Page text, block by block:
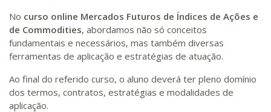
No curso online Mercados Futuros de Índices de Ações e
de Commodities, abordamos não só conceitos
fundamentais e necessários, mas também diversas
ferramentas de aplicação e estratégias de atuação.
Ao final do referido curso, o aluno deverá ter pleno domínio
dos termos, contratos, estratégias e modalidades de
aplicação.